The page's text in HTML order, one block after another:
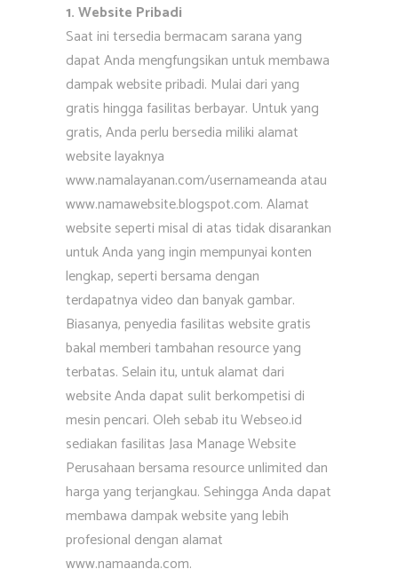
1. Website Pribadi
Saat ini tersedia bermacam sarana yang
dapat Anda mengfungsikan untuk membawa
dampak website pribadi. Mulai dari yang
gratis hingga fasilitas berbayar. Untuk yang
gratis, Anda perlu bersedia miliki alamat
website layaknya
www.namalayanan.com/usernameanda atau
www.namawebsite.blogspot.com. Alamat
website seperti misal di atas tidak disarankan
untuk Anda yang ingin mempunyai konten
lengkap, seperti bersama dengan
terdapatnya video dan banyak gambar.
Biasanya, penyedia fasilitas website gratis
bakal memberi tambahan resource yang
terbatas. Selain itu, untuk alamat dari
website Anda dapat sulit berkompetisi di
mesin pencari. Oleh sebab itu Webseo.id
sediakan fasilitas Jasa Manage Website
Perusahaan bersama resource unlimited dan
harga yang terjangkau. Sehingga Anda dapat
membawa dampak website yang lebih
profesional dengan alamat
www.namaanda.com.